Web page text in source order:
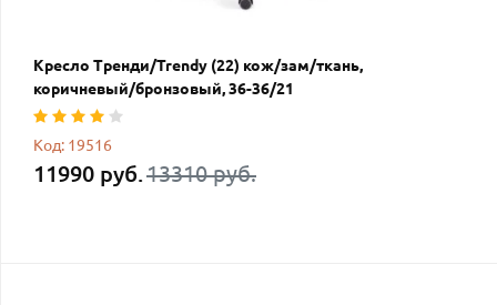
Кресло Тренди/Trendy (22) кож/зам/ткань,
коричневый/бронзовый, 36-36/21
Код: 19516
11990 руб. 13310 руб.